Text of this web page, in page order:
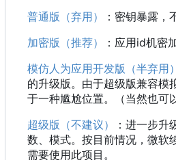
普通版（弃用）
：密钥暴露，
加密版（推荐）
：应用id机密
模仿人为应用开发版（半弃用）
的升级版。由于超级版兼容模
于一种尴尬位置。（当然也可
超级版（不建议）
：进一步升
数、模式。按目前情况，微软
需要使用此项目。